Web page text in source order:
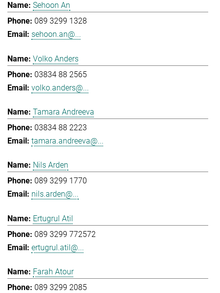
Sehoon An
089 3299 1328
sehoon.an@...
Volko Anders
03834 88 2565
volko.anders@...
Tamara Andreeva
03834 88 2223
tamara.andreeva@...
Nils Arden
089 3299 1770
nils.arden@...
Ertugrul Atil
089 3299 772572
ertugrul.atil@...
Farah Atour
089 3299 2085